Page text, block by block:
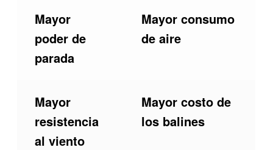
Mayor
poder de
parada
Mayor consumo
de aire
Mayor
resistencia
al viento
Mayor costo de
los balines